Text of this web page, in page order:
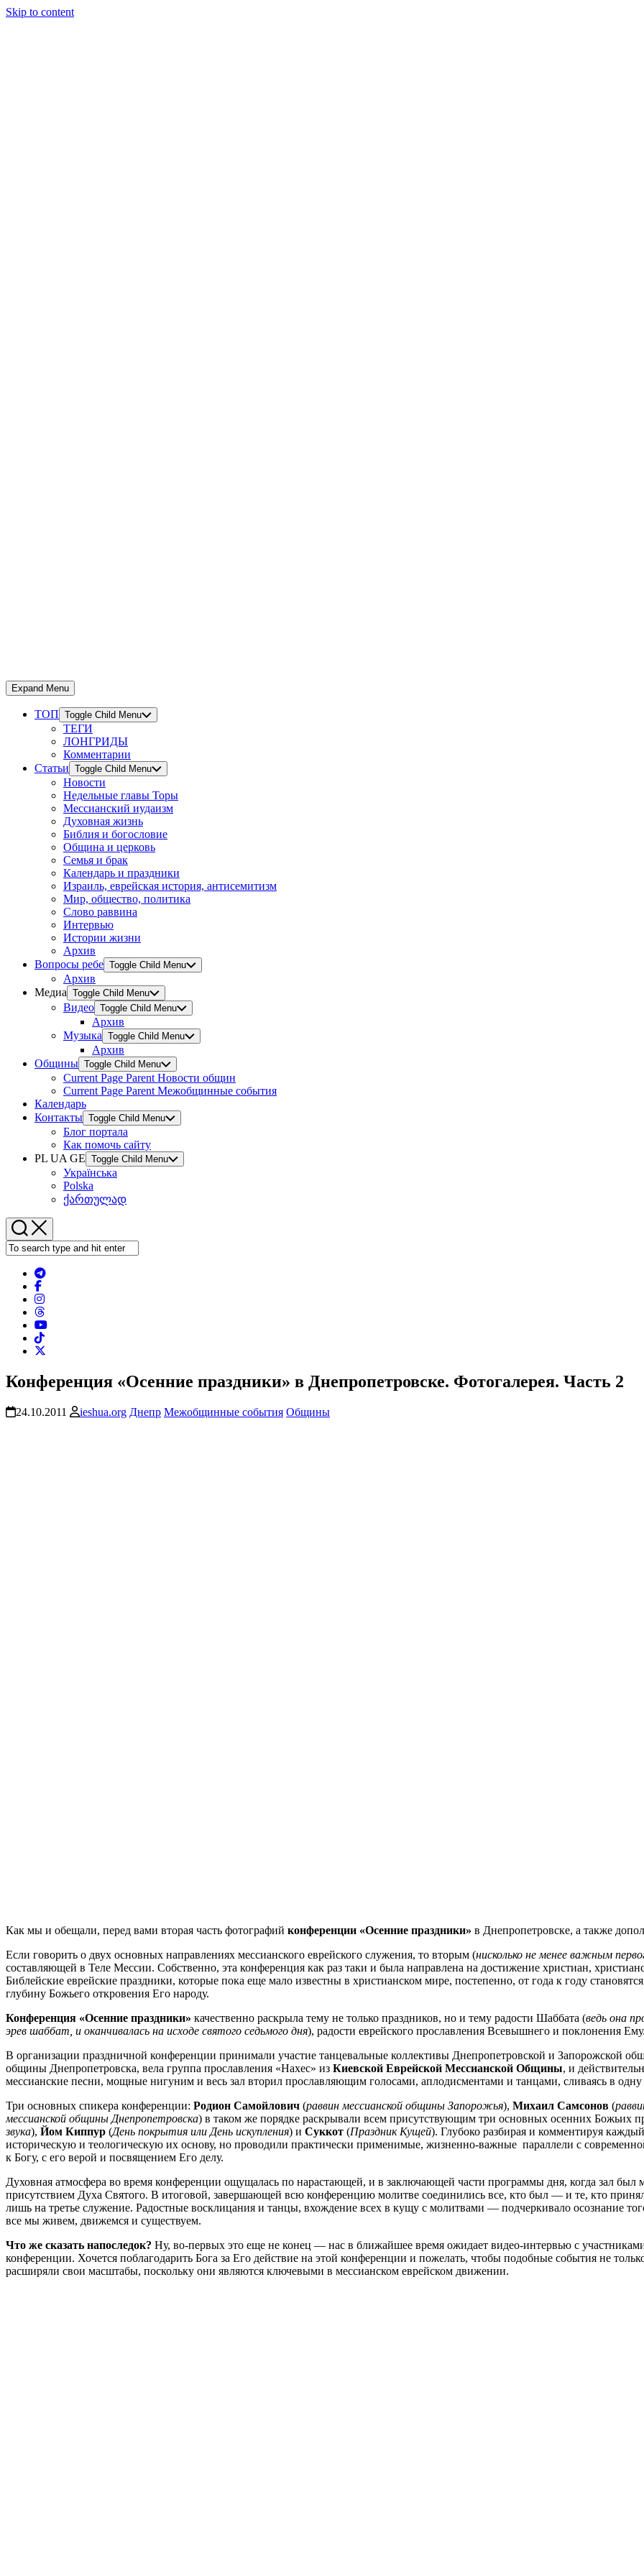
Skip to content
Expand Menu
ТОП Toggle Child Menu
ТЕГИ
ЛОНГРИДЫ
Комментарии
Статьи Toggle Child Menu
Новости
Недельные главы Торы
Мессианский иудаизм
Духовная жизнь
Библия и богословие
Община и церковь
Семья и брак
Календарь и праздники
Израиль, еврейская история, антисемитизм
Мир, общество, политика
Слово раввина
Интервью
Истории жизни
Архив
Вопросы ребе Toggle Child Menu
Архив
Медиа Toggle Child Menu
Видео Toggle Child Menu
Архив
Музыка Toggle Child Menu
Архив
Общины Toggle Child Menu
Current Page Parent Новости общин
Current Page Parent Межобщинные события
Календарь
Контакты Toggle Child Menu
Блог портала
Как помочь сайту
PL UA GE Toggle Child Menu
Українська
Polska
ქართულად
Конференция «Осенние праздники» в Днепропетровске. Фотогалерея. Часть 2
24.10.2011 ieshua.org Днепр Межобщинные события Общины
Как мы и обещали, перед вами вторая часть фотографий конференции «Осенние праздники» в Днепропетровске, а также
Если говорить о двух основных направлениях мессианского еврейского служения, то вторым (нисколько не менее важным
составляющей в Теле Мессии. Собственно, эта конференция как раз таки и была направлена на достижение христиан,
Библейские еврейские праздники, которые пока еще мало известны в христианском мире, постепенно, от года к году
глубину Божьего откровения Его народу.
Конференция «Осенние праздники» качественно раскрыла тему не только праздников, но и тему радости Шаббата (ведь она
эрев шаббат, и оканчивалась на исходе святого седьмого дня), радости еврейского прославления Всевышнего и поклонения Ему.
В организации праздничной конференции принимали участие танцевальные коллективы Днепропетровской и Запорожской
общины Днепропетровска, вела группа прославления «Нахес» из Киевской Еврейской Мессианской Общины, и
мессианские песни, мощные нигуним и весь зал вторил прославляющим голосами, аплодисментами и танцами, сливаясь в
Три основных спикера конференции: Родион Самойлович (раввин мессианской общины Запорожья), Михаил Самсонов (
мессианской общины Днепропетровска) в таком же порядке раскрывали всем присутствующим три основных осенних Божьих
звука), Йом Киппур (День покрытия или День искупления) и Суккот (Праздник Кущей). Глубоко разбирая и комментируя
историческую и теологическую их основу, но проводили практически применимые, жизненно-важные параллели с
к Богу, с его верой и посвящением Его делу.
Духовная атмосфера во время конференции ощущалась по нарастающей, и в заключающей части программы дня, когда зал
присутствием Духа Святого. В итоговой, завершающей всю конференцию молитве соединились все, кто был — и те, кто
лишь на третье служение. Радостные восклицания и танцы, вхождение всех в кущу с молитвами — подчеркивало осознание
все мы живем, движемся и существуем.
Что же сказать напоследок? Ну, во-первых это еще не конец — нас в ближайшее время ожидает видео-интервью с
конференции. Хочется поблагодарить Бога за Его действие на этой конференции и пожелать, чтобы подобные события не
расширяли свои масштабы, поскольку они являются ключевыми в мессианском еврейском движении.